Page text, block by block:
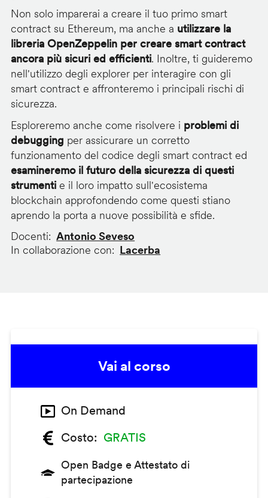
Non solo imparerai a creare il tuo primo smart
contract su Ethereum, ma anche a utilizzare la
libreria OpenZeppelin per creare smart contract
ancora più sicuri ed efficienti. Inoltre, ti guideremo
nell'utilizzo degli explorer per interagire con gli
smart contract e affronteremo i principali rischi di
sicurezza.
Esploreremo anche come risolvere i problemi di
debugging per assicurare un corretto
funzionamento del codice degli smart contract ed
esamineremo il futuro della sicurezza di questi
strumentie il loro impatto sull'ecosistema
blockchain approfondendo come questi stiano
aprendo la porta a nuove possibilità e sfide.
Docenti
Antonio Seveso
In collaborazione con
Lacerba
Vai al corso
On Demand
Costo
GRATIS
Open Badge e Attestato di
partecipazione